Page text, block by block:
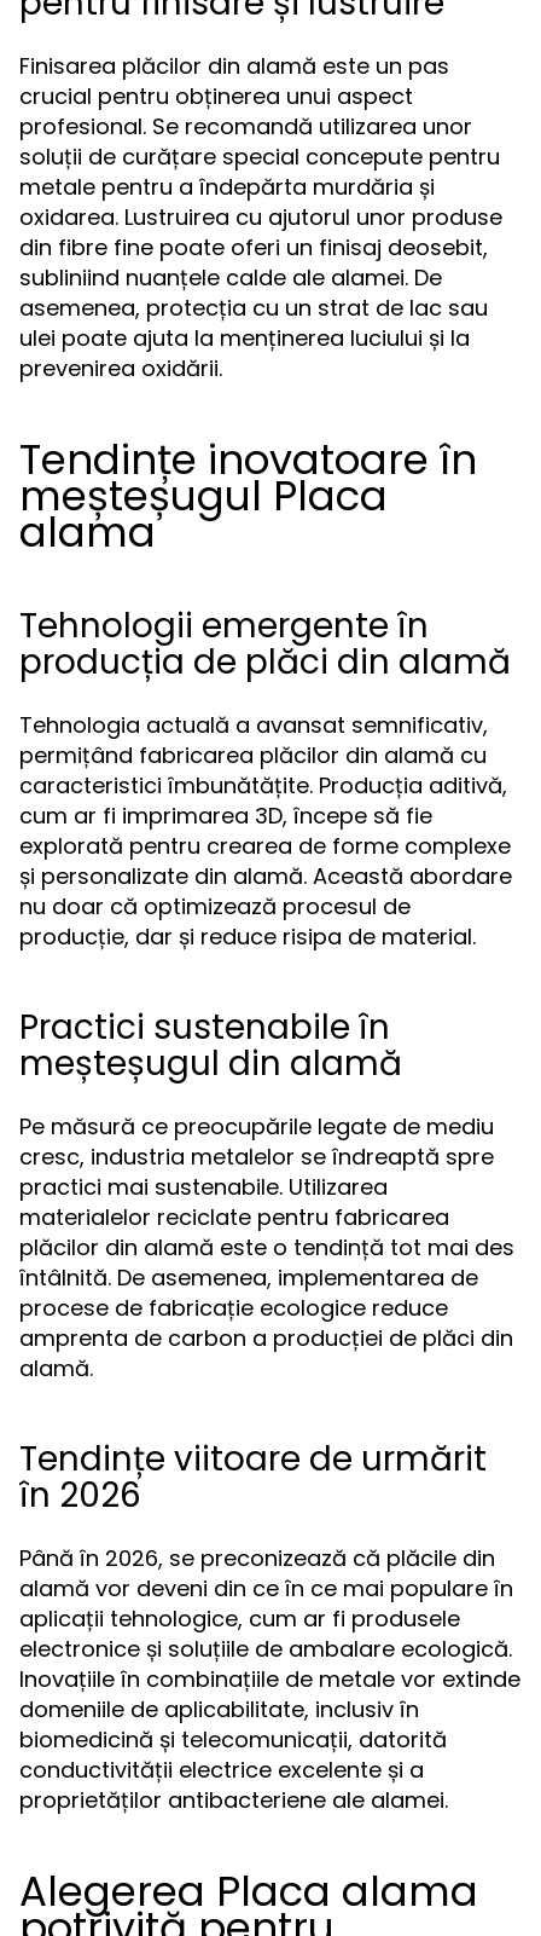
Finisarea plăcilor din alamă este un pas
crucial pentru obținerea unui aspect
profesional. Se recomandă utilizarea unor
soluții de curățare special concepute pentru
metale pentru a îndepărta murdăria și
oxidarea. Lustruirea cu ajutorul unor produse
din fibre fine poate oferi un finisaj deosebit,
subliniind nuanțele calde ale alamei. De
asemenea, protecția cu un strat de lac sau
ulei poate ajuta la menținerea luciului și la
prevenirea oxidării.
Tendințe inovatoare în
meșteșugul Placa
alama
Tehnologii emergente în
producția de plăci din alamă
Tehnologia actuală a avansat semnificativ,
permițând fabricarea plăcilor din alamă cu
caracteristici îmbunătățite. Producția aditivă,
cum ar fi imprimarea 3D, începe să fie
explorată pentru crearea de forme complexe
și personalizate din alamă. Această abordare
nu doar că optimizează procesul de
producție, dar și reduce risipa de material.
Practici sustenabile în
meșteșugul din alamă
Pe măsură ce preocupările legate de mediu
cresc, industria metalelor se îndreaptă spre
practici mai sustenabile. Utilizarea
materialelor reciclate pentru fabricarea
plăcilor din alamă este o tendință tot mai des
întâlnită. De asemenea, implementarea de
procese de fabricație ecologice reduce
amprenta de carbon a producției de plăci din
alamă.
Tendințe viitoare de urmărit
în 2026
Până în 2026, se preconizează că plăcile din
alamă vor deveni din ce în ce mai populare în
aplicații tehnologice, cum ar fi produsele
electronice și soluțiile de ambalare ecologică.
Inovațiile în combinațiile de metale vor extinde
domeniile de aplicabilitate, inclusiv în
biomedicină și telecomunicații, datorită
conductivității electrice excelente și a
proprietăților antibacteriene ale alamei.
Alegerea Placa alama